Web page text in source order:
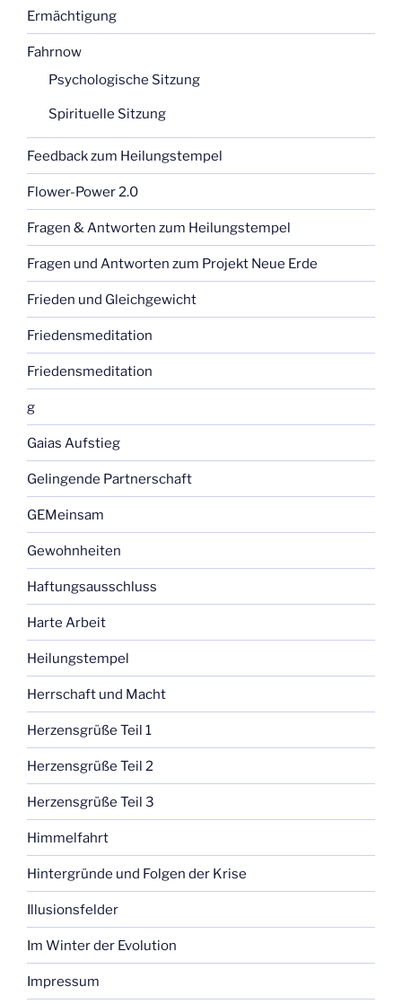
Ermächtigung
Fahrnow
Psychologische Sitzung
Spirituelle Sitzung
Feedback zum Heilungstempel
Flower-Power 2.0
Fragen & Antworten zum Heilungstempel
Fragen und Antworten zum Projekt Neue Erde
Frieden und Gleichgewicht
Friedensmeditation
Friedensmeditation
g
Gaias Aufstieg
Gelingende Partnerschaft
GEMeinsam
Gewohnheiten
Haftungsausschluss
Harte Arbeit
Heilungstempel
Herrschaft und Macht
Herzensgrüße Teil 1
Herzensgrüße Teil 2
Herzensgrüße Teil 3
Himmelfahrt
Hintergründe und Folgen der Krise
Illusionsfelder
Im Winter der Evolution
Impressum